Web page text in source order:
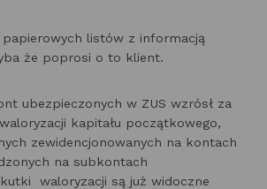
papierowych listów z informacją
że poprosi o to klient.
ubezpieczonych w ZUS wzrósł za
kapitału początkowego,
zewidencjonowanych na kontach
na subkontach
waloryzacji są już widoczne